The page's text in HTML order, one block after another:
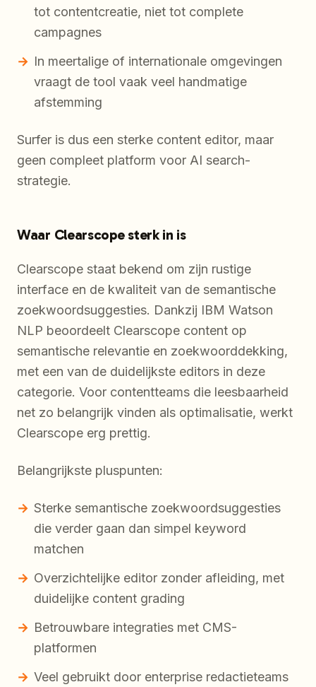
tot contentcreatie, niet tot complete
campagnes
In meertalige of internationale omgevingen
vraagt de tool vaak veel handmatige
afstemming
Surfer is dus een sterke content editor, maar
geen compleet platform voor AI search-
strategie.
Waar Clearscope sterk in is
Clearscope staat bekend om zijn rustige
interface en de kwaliteit van de semantische
zoekwoordsuggesties. Dankzij IBM Watson
NLP beoordeelt Clearscope content op
semantische relevantie en zoekwoorddekking,
met een van de duidelijkste editors in deze
categorie. Voor contentteams die leesbaarheid
net zo belangrijk vinden als optimalisatie, werkt
Clearscope erg prettig.
Belangrijkste pluspunten:
Sterke semantische zoekwoordsuggesties
die verder gaan dan simpel keyword
matchen
Overzichtelijke editor zonder afleiding, met
duidelijke content grading
Betrouwbare integraties met CMS-
platformen
Veel gebruikt door enterprise redactieteams